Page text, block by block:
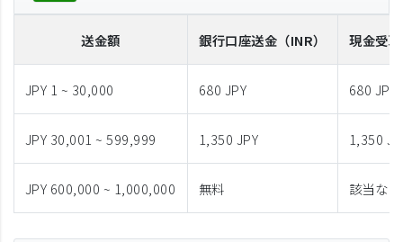
送金額 銀行口座送金 （INR） 現金受取
JPY 1 ~ 30,000 680 JPY 680 JPY
JPY 30,001 ~ 599,999 1,350 JPY 1,350
JPY 600,000 ~ 1,000,000 無料 該当なし